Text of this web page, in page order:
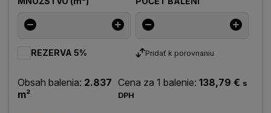
REZERVA 5% Pridať k porovnaniu
Obsah balenia: 2.837
m²
Cena za 1 balenie: 138,79 € s
DPH